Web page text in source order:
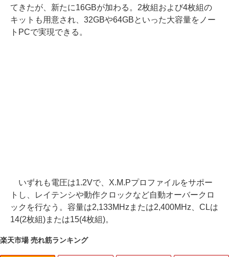
てきたが、新たに16GBが加わる。2枚組および4枚組の
キットも用意され、32GBや64GBといった大容量をノー
トPCで実現できる。
いずれも電圧は1.2Vで、X.M.Pプロファイルをサポー
トし、レイテンシや動作クロックなど自動オーバークロ
ックを行なう。容量は2,133MHzまたは2,400MHz、CLは
14(2枚組)または15(4枚組)。
楽天市場 売れ筋ランキング